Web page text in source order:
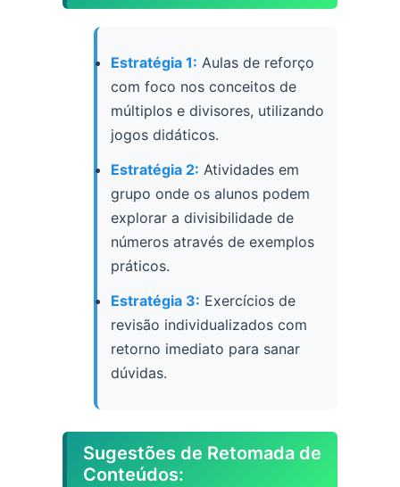
Estratégia 1: Aulas de reforço
com foco nos conceitos de
múltiplos e divisores, utilizando
jogos didáticos.
Estratégia 2: Atividades em
grupo onde os alunos podem
explorar a divisibilidade de
números através de exemplos
práticos.
Estratégia 3: Exercícios de
revisão individualizados com
retorno imediato para sanar
dúvidas.
Sugestões de Retomada de
Conteúdos: